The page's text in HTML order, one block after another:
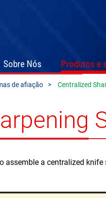
Sobre Nós Produtos e
de afiação Centralized
assemble a centralized knife